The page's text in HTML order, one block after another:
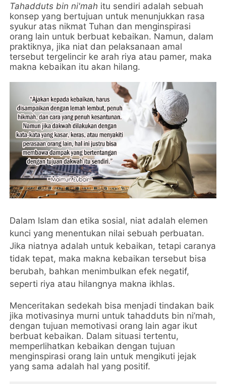
Tahadduts bin ni'mah itu sendiri adalah sebuah
konsep yang bertujuan untuk menunjukkan rasa
syukur atas nikmat Tuhan dan menginspirasi
orang lain untuk berbuat kebaikan. Namun, dalam
praktiknya, jika niat dan pelaksanaan amal
tersebut tergelincir ke arah riya atau pamer, maka
makna kebaikan itu akan hilang.
Dalam Islam dan etika sosial, niat adalah elemen
kunci yang menentukan nilai sebuah perbuatan.
Jika niatnya adalah untuk kebaikan, tetapi caranya
tidak tepat, maka makna kebaikan tersebut bisa
berubah, bahkan menimbulkan efek negatif,
seperti riya atau hilangnya makna ikhlas.
Menceritakan sedekah bisa menjadi tindakan baik
jika motivasinya murni untuk tahadduts bin ni’mah,
dengan tujuan memotivasi orang lain agar ikut
berbuat kebaikan. Dalam situasi tertentu,
memperlihatkan kebaikan dengan tujuan
menginspirasi orang lain untuk mengikuti jejak
yang sama adalah hal yang positif.